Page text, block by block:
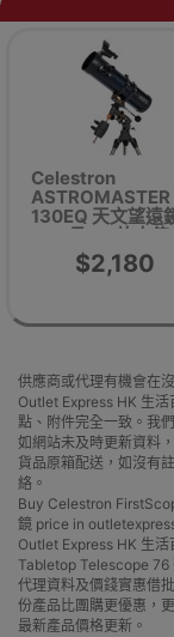
Celestron
ASTROMASTER
130EQ 天文望遠
32.5及65 放大倍
率|130MM 大炮筒
大口徑
$2,180
供應商或代理有機會在
Outlet Express HK 生
點、附件完全一致。我
如網站未及時更新資料
貨品原箱配送，如沒有
絡。
Buy Celestron
鏡 price in
Outlet Express HK 生
Tabletop Telescope 76
代理資料及價錢實惠借
份產品比團購更優惠，
最新產品價格更新。